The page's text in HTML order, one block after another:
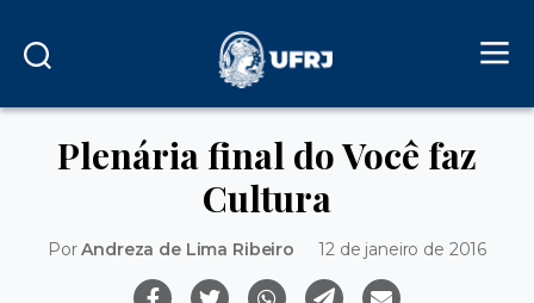
Plenária final do Você faz
Cultura
PorAndreza de Lima Ribeiro 12 de janeiro de 2016